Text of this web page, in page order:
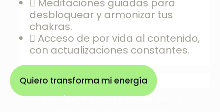
desbloquear y armonizar tus
chakras.
Acceso de por vida al contenido,
con actualizaciones constantes.
Quiero transforma mi energía
¡Inscríbete ahora y comienza tu